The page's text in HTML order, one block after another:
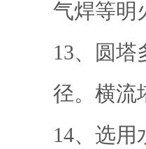
气焊等明
13、圆塔
径。横流
14、选